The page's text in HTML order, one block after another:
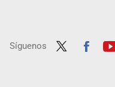
Síguenos